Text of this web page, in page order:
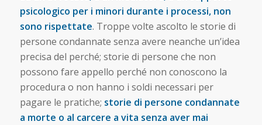
psicologico per i minori durante i processi, non
sono rispettate. Troppe volte ascolto le storie di
persone condannate senza avere neanche un’idea
precisa del perché; storie di persone che non
possono fare appello perché non conoscono la
procedura o non hanno i soldi necessari per
pagare le pratiche; storie di persone condannate
a morte o al carcere a vita senza aver mai